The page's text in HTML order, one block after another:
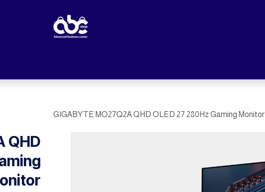
GIGABYTE MO27Q2A QHD OLED 27 280Hz Gaming Monitor
QHD